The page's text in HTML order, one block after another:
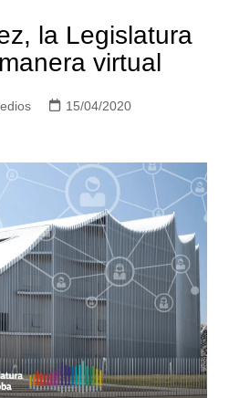
la Legislatura
virtual
15/04/2020